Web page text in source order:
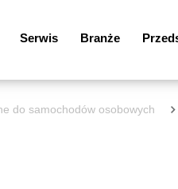
Serwis Branże
do samochodów osobowych